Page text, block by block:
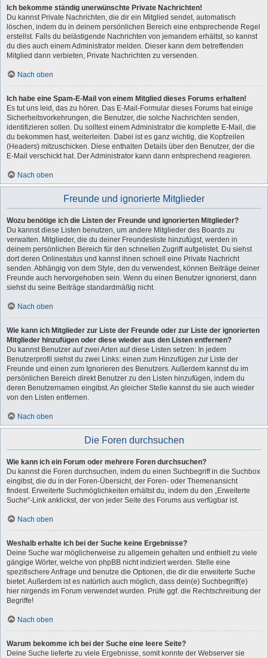
Ich bekomme ständig unerwünschte Private Nachrichten!
Du kannst Private Nachrichten, die dir ein Mitglied sendet, automatisch
löschen, indem du in deinem persönlichen Bereich eine entsprechende Regel
erstellst. Falls du belästigende Nachrichten von jemandem erhältst, so kannst
du dies auch einem Administrator melden. Dieser kann dem betreffenden
Mitglied dann verbieten, Private Nachrichten zu versenden.
Nach oben
Ich habe eine Spam-E-Mail von einem Mitglied dieses Forums erhalten!
Es tut uns leid, das zu hören. Das E-Mail-Formular dieses Forums hat einige
Sicherheitsvorkehrungen, die Benutzer, die solche Nachrichten senden,
identifizieren sollen. Du solltest einem Administrator die komplette E-Mail, die
du bekommen hast, weiterleiten. Dabei ist es ganz wichtig, die Kopfzeilen
(Headers) mitzuschicken. Diese enthalten Details über den Benutzer, der die
E-Mail verschickt hat. Der Administrator kann dann entsprechend reagieren.
Nach oben
Freunde und ignorierte Mitglieder
Wozu benötige ich die Listen der Freunde und ignorierten Mitglieder?
Du kannst diese Listen benutzen, um andere Mitglieder des Boards zu
verwalten. Mitglieder, die du deiner Freundesliste hinzufügst, werden in
deinem persönlichen Bereich für den schnellen Zugriff aufgelistet. Du siehst
dort deren Onlinestatus und kannst ihnen schnell eine Private Nachricht
senden. Abhängig von dem Style, den du verwendest, können Beiträge deiner
Freunde auch hervorgehoben sein. Wenn du einen Benutzer ignorierst, dann
siehst du seine Beiträge standardmäßig nicht.
Nach oben
Wie kann ich Mitglieder zur Liste der Freunde oder zur Liste der ignorierten
Mitglieder hinzufügen oder diese wieder aus den Listen entfernen?
Du kannst Benutzer auf zwei Arten auf diese Listen setzen: In jedem
Benutzerprofil siehst du zwei Links: einen zum Hinzufügen zur Liste der
Freunde und einen zum Ignorieren des Benutzers. Außerdem kannst du im
persönlichen Bereich direkt Benutzer zu den Listen hinzufügen, indem du
deren Benutzernamen eingibst. An gleicher Stelle kannst du sie auch wieder
von den Listen entfernen.
Nach oben
Die Foren durchsuchen
Wie kann ich ein Forum oder mehrere Foren durchsuchen?
Du kannst die Foren durchsuchen, indem du einen Suchbegriff in die Suchbox
eingibst, die du in der Foren-Übersicht, der Foren- oder Themenansicht
findest. Erweiterte Suchmöglichkeiten erhältst du, indem du den „Erweiterte
Suche“-Link anklickst, der von jeder Seite des Forums aus verfügbar ist.
Nach oben
Weshalb erhalte ich bei der Suche keine Ergebnisse?
Deine Suche war möglicherweise zu allgemein gehalten und enthielt zu viele
gängige Wörter, welche von phpBB nicht indiziert werden. Stelle eine
spezifischere Anfrage und benutze die Optionen, die dir die erweiterte Suche
bietet. Außerdem ist es natürlich auch möglich, dass dein(e) Suchbegriff(e)
hier nirgends im Forum verwendet wurden. Prüfe ggf. die Rechtschreibung der
Begriffe!
Nach oben
Warum bekomme ich bei der Suche eine leere Seite?
Deine Suche lieferte zu viele Ergebnisse, somit konnte der Webserver sie